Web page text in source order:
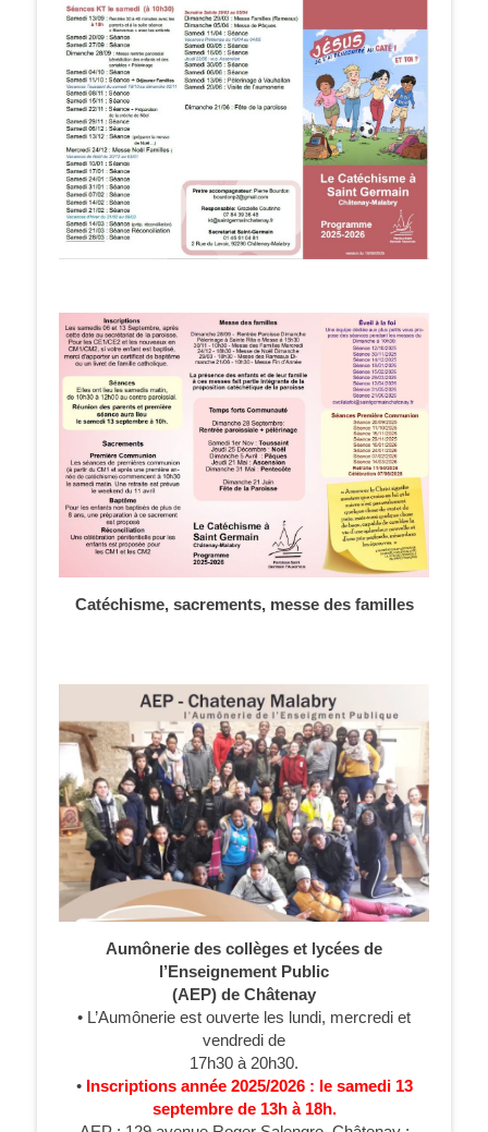
Catéchisme, sacrements, messe des familles
Aumônerie des collèges et lycées de
l’Enseignement Public
(AEP) de Châtenay
• L’Aumônerie est ouverte les lundi, mercredi et
vendredi de
17h30 à 20h30.
• Inscriptions année 2025/2026 : le samedi 13
septembre de 13h à 18h.